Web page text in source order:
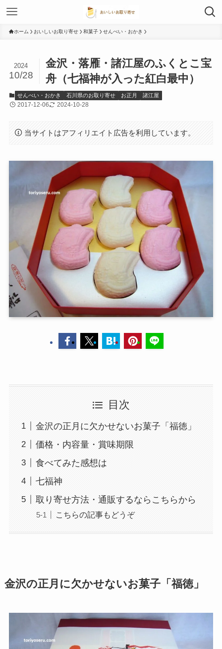
ホーム おいしいお取り寄せ 和菓子 せんべい・おかき
金沢・落雁・諸江屋のふくとこ宝
舟（七福神が入った紅白最中）
2024
10/28
せんべい・おかき 石川県のお取り寄せ お正月 諸江屋
2017-12-06 2024-10-28
当サイトはアフィリエイト広告を利用しています。
目次
金沢の正月に欠かせないお菓子「福徳」
価格・内容量・賞味期限
食べてみた感想は
七福神
取り寄せ方法・通販するならこちらから
こちらの記事もどうぞ
金沢の正月に欠かせないお菓子「福徳」